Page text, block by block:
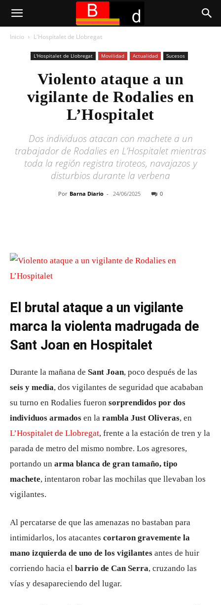
Inicio L'Hospitalet de Llobregat
L'Hospitalet de Llobregat Movilidad Actualidad Sucesos
Violento ataque a un
vigilante de Rodalies en
L’Hospitalet
Dos individuos atacan con machete a un
trabajador de Rodalies en L’Hospitalet mientras
toda la región registra tiroteos, navajazos y
disturbios durante la verbena
Por Barna Diario - 24/06/2025 0
El brutal ataque a un vigilante
marca la violenta madrugada de
Sant Joan en Hospitalet
Durante la mañana de Sant Joan, poco después de las
seis y media, dos vigilantes de seguridad que acababan
su turno en Rodalies fueron sorprendidos por dos
individuos armados en la rambla Just Oliveras, en
L’Hospitalet de Llobregat, frente a la estación de tren y la
parada de metro del mismo nombre. Los agresores,
portando un arma blanca de gran tamaño, tipo
machete, intentaron robar las mochilas que llevaban los
vigilantes.
Al percatarse de que las amenazas no bastaban para
intimidarlos, los atacantes cortaron gravemente la
mano izquierda de uno de los vigilantes antes de huir
corriendo hacia el barrio de Can Serra, cruzando las
vías y desapareciendo del lugar.